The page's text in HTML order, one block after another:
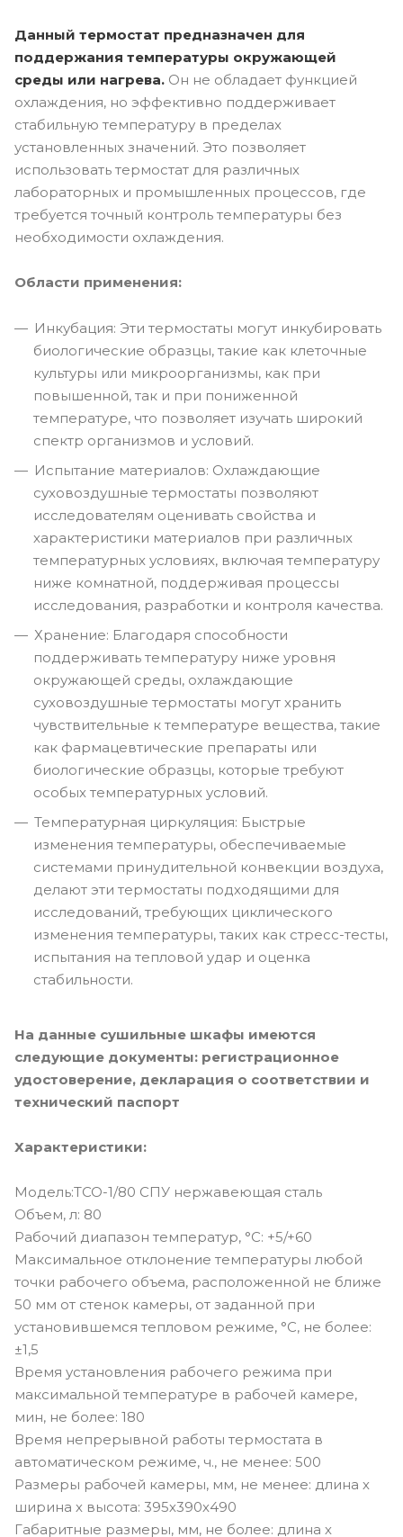
Данный термостат предназначен для
поддержания температуры окружающей
среды или нагрева. Он не обладает функцией
охлаждения, но эффективно поддерживает
стабильную температуру в пределах
установленных значений. Это позволяет
использовать термостат для различных
лабораторных и промышленных процессов, где
требуется точный контроль температуры без
необходимости охлаждения.
Области применения:
Инкубация: Эти термостаты могут инкубировать
биологические образцы, такие как клеточные
культуры или микроорганизмы, как при
повышенной, так и при пониженной
температуре, что позволяет изучать широкий
спектр организмов и условий.
Испытание материалов: Охлаждающие
суховоздушные термостаты позволяют
исследователям оценивать свойства и
характеристики материалов при различных
температурных условиях, включая температуру
ниже комнатной, поддерживая процессы
исследования, разработки и контроля качества.
Хранение: Благодаря способности
поддерживать температуру ниже уровня
окружающей среды, охлаждающие
суховоздушные термостаты могут хранить
чувствительные к температуре вещества, такие
как фармацевтические препараты или
биологические образцы, которые требуют
особых температурных условий.
Температурная циркуляция: Быстрые
изменения температуры, обеспечиваемые
системами принудительной конвекции воздуха,
делают эти термостаты подходящими для
исследований, требующих циклического
изменения температуры, таких как стресс-тесты,
испытания на тепловой удар и оценка
стабильности.
На данные сушильные шкафы имеются
следующие документы: регистрационное
удостоверение, декларация о соответствии и
технический паспорт
Характеристики:
Модель:ТСО-1/80 СПУ нержавеющая сталь
Объем, л: 80
Рабочий диапазон температур, °С: +5/+60
Максимальное отклонение температуры любой
точки рабочего объема, расположенной не ближе
50 мм от стенок камеры, от заданной при
установившемся тепловом режиме, °С, не более:
±1,5
Время установления рабочего режима при
максимальной температуре в рабочей камере,
мин, не более: 180
Время непрерывной работы термостата в
автоматическом режиме, ч., не менее: 500
Размеры рабочей камеры, мм, не менее: длина х
ширина х высота: 395х390х490
Габаритные размеры, мм, не более: длина х